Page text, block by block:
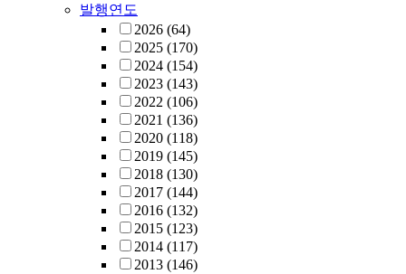
발행연도
2026 (64)
2025 (170)
2024 (154)
2023 (143)
2022 (106)
2021 (136)
2020 (118)
2019 (145)
2018 (130)
2017 (144)
2016 (132)
2015 (123)
2014 (117)
2013 (146)